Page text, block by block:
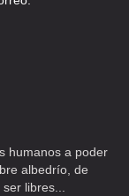
humanos a poder
albedrío, de
libres...